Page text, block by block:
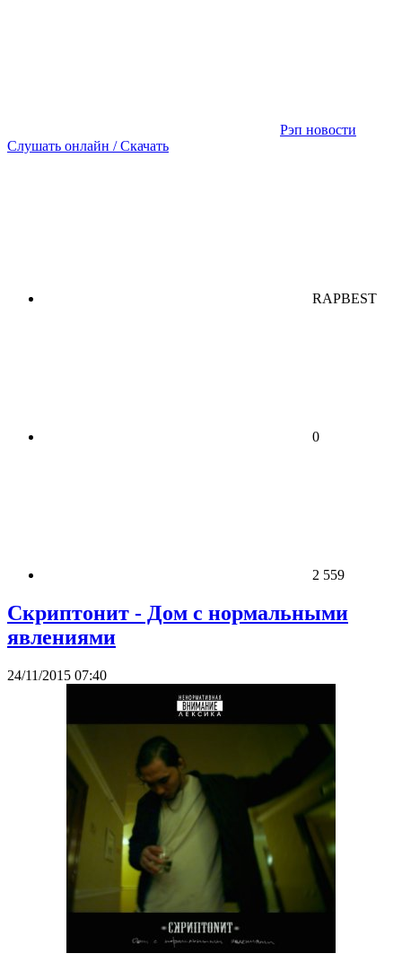
Рэп новости
Слушать онлайн / Скачать
RAPBEST
0
2 559
Скриптонит - Дом с нормальными
явлениями
24/11/2015 07:40